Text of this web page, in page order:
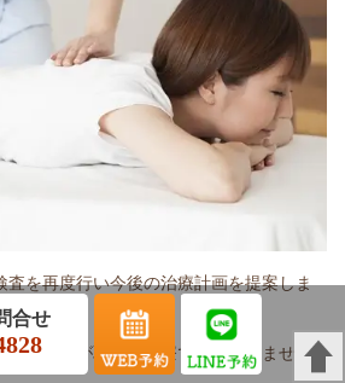
査を再度行い今後の治療計画を提案しま
ての痛みが取れる治療ではございませ